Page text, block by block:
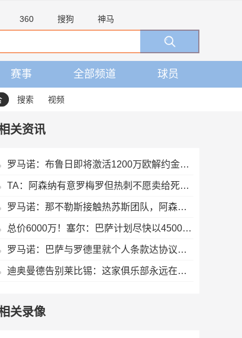
360 搜狗 神马
赛事 全部频道 球员
搜索 视频
关资讯
罗马诺：布鲁日即将激活1200万欧解约金，签下马略卡前锋比尔希利
TA：阿森纳有意罗梅罗但热刺不愿卖给死敌，马竞国米是最可能下家
罗马诺：那不勒斯接触热苏斯团队，阿森纳只接受永久转会
总价6000万！塞尔：巴萨计划尽快以4500万欧+1500万报价罗德里
罗马诺：巴萨与罗德里就个人条款达协议，将与曼城谈判确定转会费
迪奥曼德告别莱比锡：这家俱乐部永远在我心中占据特殊位置
关录像